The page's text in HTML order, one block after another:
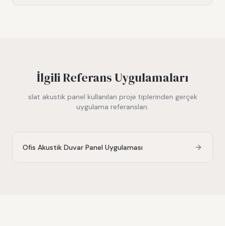
İlgili Referans Uygulamaları
slat akustik panel kullanılan proje tiplerinden gerçek
uygulama referansları.
Ofis Akustik Duvar Panel Uygulaması